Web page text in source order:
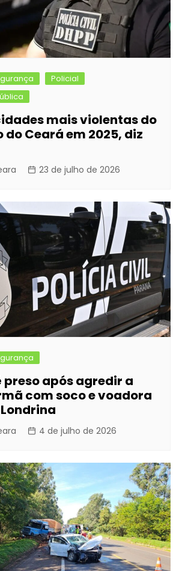
Policial
mais violentas do
do Ceará em 2025, diz
23 de julho de 2026
preso após agredir a
com soco e voadora
4 de julho de 2026